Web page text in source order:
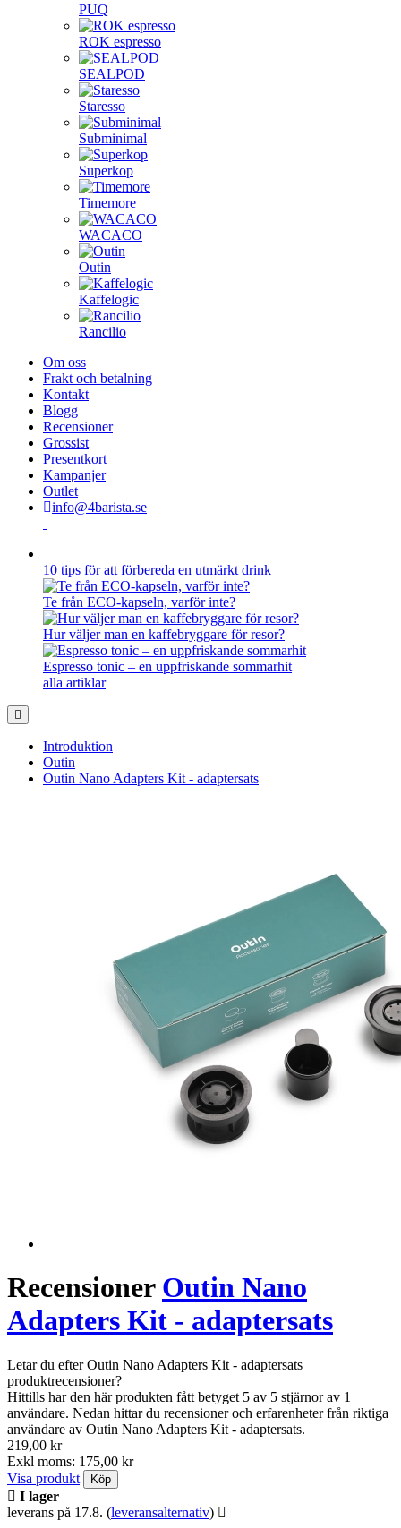
PUQ
ROK espresso
SEALPOD
Staresso
Subminimal
Superkop
Timemore
WACACO
Outin
Kaffelogic
Rancilio
Om oss
Frakt och betalning
Kontakt
Blogg
Recensioner
Grossist
Presentkort
Kampanjer
Outlet
info@4barista.se
10 tips för att förbereda en utmärkt drink
Te från ECO-kapseln, varför inte?
Hur väljer man en kaffebryggare för resor?
Espresso tonic – en uppfriskande sommarhit
alla artiklar
Introduktion
Outin
Outin Nano Adapters Kit - adaptersats
Recensioner Outin Nano
Adapters Kit - adaptersats
Letar du efter Outin Nano Adapters Kit - adaptersats
produktrecensioner?
Hittills har den här produkten fått betyget 5 av 5 stjärnor av 1
användare. Nedan hittar du recensioner och erfarenheter från riktiga
användare av Outin Nano Adapters Kit - adaptersats.
219,00 kr
Exkl moms: 175,00 kr
Visa produkt
Köp
I lager
leverans på 17.8. (leveransalternativ)